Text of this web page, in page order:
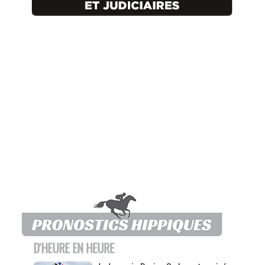
D'HEURE EN HEURE